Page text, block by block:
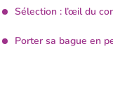
Sélection : l’œil du
Porter sa bague en